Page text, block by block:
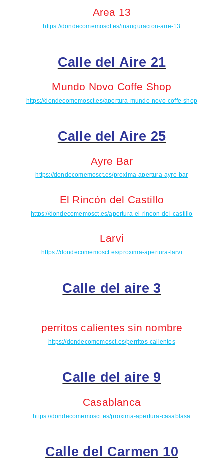
Area 13
https://dondecomemosct.es/inauguracion-aire-13
Calle del Aire 21
Mundo Novo Coffe Shop
https://dondecomemosct.es/apertura-mundo-novo-coffe-shop
Calle del Aire 25
Ayre Bar
https://dondecomemosct.es/proxima-apertura-ayre-bar
El Rincón del Castillo
https://dondecomemosct.es/apertura-el-rincon-del-castillo
Larvi
https://dondecomemosct.es/proxima-apertura-larvi
Calle del aire 3
perritos calientes sin nombre
https://dondecomemosct.es/perritos-calientes
Calle del aire 9
Casablanca
https://dondecomemosct.es/proxima-apertura-casablasa
Calle del Carmen 10